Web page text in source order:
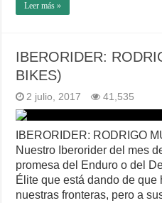
Leer más »
IBERORIDER:
BIKES)
2 julio, 2017 41,535
IBERORIDER: RODRIGO
Nuestro Iberorider del mes
promesa del Enduro o del
Élite que está dando de que
nuestras fronteras, pero a